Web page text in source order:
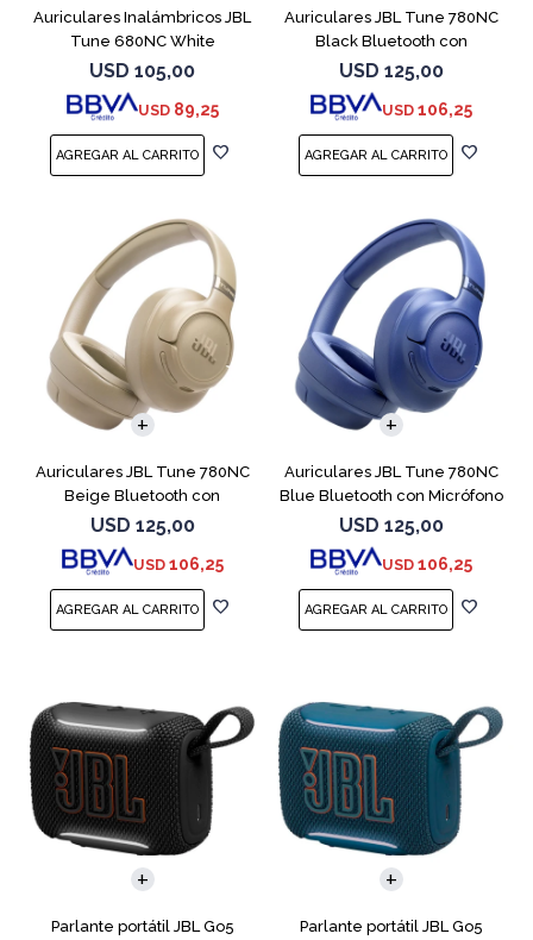
Auriculares Inalámbricos JBL
Tune 680NC White
USD 105,00
USD 89,25
Auriculares JBL Tune 780NC
Black Bluetooth con
Micrófono
USD 125,00
USD 106,25
Auriculares JBL Tune 780NC
Beige Bluetooth con
Micrófono
USD 125,00
USD 106,25
Auriculares JBL Tune 780NC
Blue Bluetooth con Micrófono
USD 125,00
USD 106,25
Parlante portátil JBL Go5
Parlante portátil JBL Go5